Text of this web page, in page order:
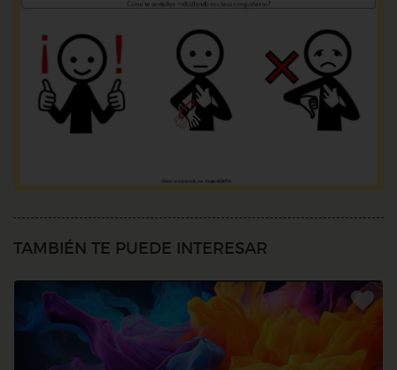
TAMBIÉN TE PUEDE INTERESAR